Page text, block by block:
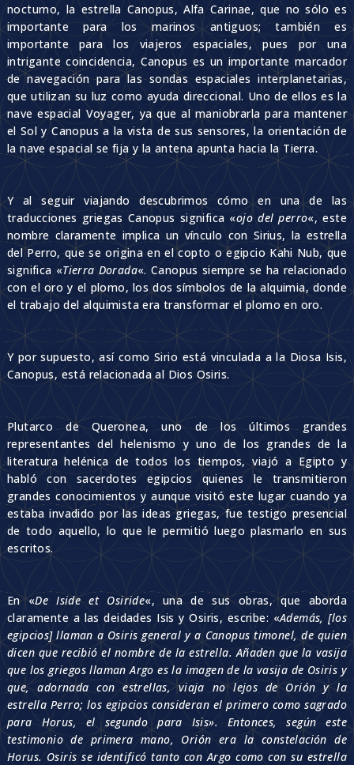
nocturno, la estrella Canopus, Alfa Carinae, que no sólo es
importante para los marinos antiguos; también es
importante para los viajeros espaciales, pues por una
intrigante coincidencia, Canopus es un importante marcador
de navegación para las sondas espaciales interplanetarias,
que utilizan su luz como ayuda direccional. Uno de ellos es la
nave espacial Voyager, ya que al maniobrarla para mantener
el Sol y Canopus a la vista de sus sensores, la orientación de
la nave espacial se fija y la antena apunta hacia la Tierra.
Y al seguir viajando descubrimos cómo en una de las
traducciones griegas Canopus significa «ojo del perro«, este
nombre claramente implica un vínculo con Sirius, la estrella
del Perro, que se origina en el copto o egipcio Kahi Nub, que
significa «Tierra Dorada«. Canopus siempre se ha relacionado
con el oro y el plomo, los dos símbolos de la alquimia, donde
el trabajo del alquimista era transformar el plomo en oro.
Y por supuesto, así como Sirio está vinculada a la Diosa Isis,
Canopus, está relacionada al Dios Osiris.
Plutarco de Queronea, uno de los últimos grandes
representantes del helenismo y uno de los grandes de la
literatura helénica de todos los tiempos, viajó a Egipto y
habló con sacerdotes egipcios quienes le transmitieron
grandes conocimientos y aunque visitó este lugar cuando ya
estaba invadido por las ideas griegas, fue testigo presencial
de todo aquello, lo que le permitió luego plasmarlo en sus
escritos.
En «De Iside et Osiride«, una de sus obras, que aborda
claramente a las deidades Isis y Osiris, escribe: «Además, [los
egipcios] llaman a Osiris general y a Canopus timonel, de quien
dicen que recibió el nombre de la estrella. Añaden que la vasija
que los griegos llaman Argo es la imagen de la vasija de Osiris y
que, adornada con estrellas, viaja no lejos de Orión y la
estrella Perro; los egipcios consideran el primero como sagrado
para Horus, el segundo para Isis». Entonces, según este
testimonio de primera mano, Orión era la constelación de
Horus. Osiris se identificó tanto con Argo como con su estrella